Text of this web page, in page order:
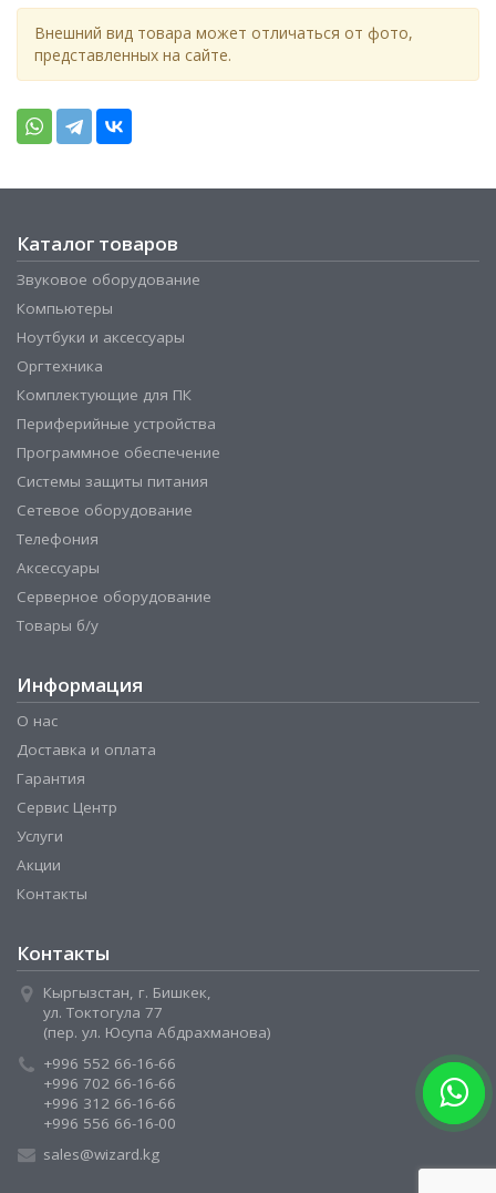
Внешний вид товара может отличаться от фото,
представленных на сайте.
Каталог товаров
Звуковое оборудование
Компьютеры
Ноутбуки и аксессуары
Оргтехника
Комплектующие для ПК
Периферийные устройства
Программное обеспечение
Системы защиты питания
Сетевое оборудование
Телефония
Аксессуары
Серверное оборудование
Товары б/у
Информация
О нас
Доставка и оплата
Гарантия
Сервис Центр
Услуги
Акции
Контакты
Контакты
Кыргызстан, г. Бишкек,
ул. Токтогула 77
(пер. ул. Юсупа Абдрахманова)
+996 552 66-16-66
+996 702 66-16-66
+996 312 66-16-66
+996 556 66-16-00
sales@wizard.kg